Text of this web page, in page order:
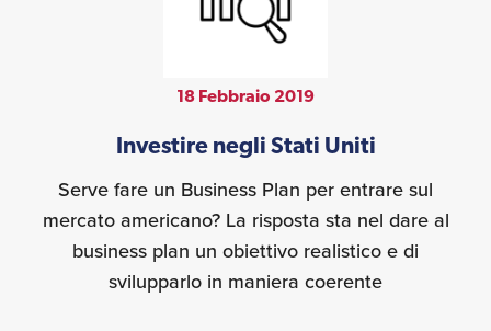
18 Febbraio 2019
Investire negli Stati Uniti
Serve fare un Business Plan per entrare sul
mercato americano? La risposta sta nel dare al
business plan un obiettivo realistico e di
svilupparlo in maniera coerente